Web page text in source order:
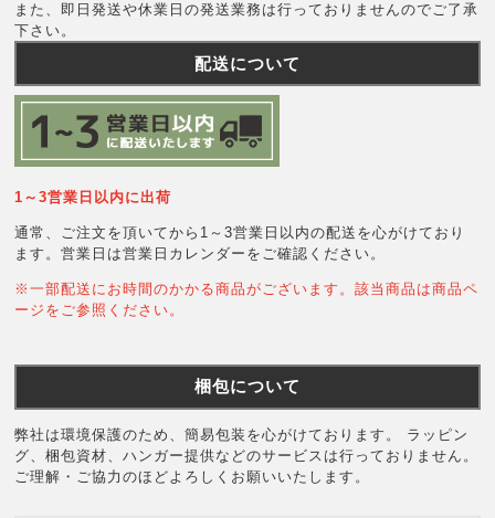
また、即日発送や休業日の発送業務は行っておりませんのでご了承
下さい。
配送について
1～3営業日以内に出荷
通常、ご注文を頂いてから1～3営業日以内の配送を心がけており
ます。営業日は営業日カレンダーをご確認ください。
※一部配送にお時間のかかる商品がございます。該当商品は商品ペ
ージをご参照ください。
梱包について
弊社は環境保護のため、簡易包装を心がけております。 ラッピン
グ、梱包資材、ハンガー提供などのサービスは行っておりません。
ご理解・ご協力のほどよろしくお願いいたします。